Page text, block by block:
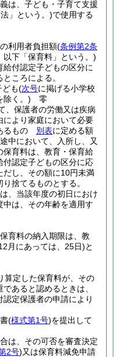
は、子ども・子育て支援
」という。)で使用する
利用者負担額(条例第2条
下「保育料」という。)
給付認定子どもの区分に
ところによる。
も(次号に掲げる小学校
除く。) 零
、保護者の労働又は疾病
により家庭において必要
るもの 別表に定める額
中において、入所し、又
保育料は、教育・保育給
認定子どもの区分に応
だし、その額に10円未満
捨てるものとする。
、当該年度の初日におけ
は、その年齢を適用す
育料の納入期限は、教
月にあっては、25日)と
算定した保育料が、その
あると認めるときは、
定保護者の申請により
(様式第1号)を提出して
は、その可否を審査決定
2号)又は保育料減免申請